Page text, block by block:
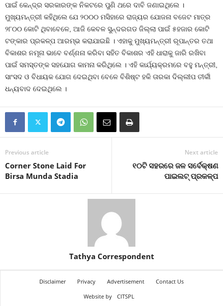
ପାଇଁ କେନ୍ଦ୍ର ସରକାରଙ୍କ ନିକଟରେ ପୁଣି ଥରେ ଦାବି ଜଣାଇଥିଲେ ।
ମୁଖ୍ୟମନ୍ତ୍ରୀ କହିଥିଲେ ଯେ ୨୦୦୦ ମସିହାରେ ରାଜ୍ୟର ଯୋଜନା ବଜେଟ ମାତ୍ର
୨୮୦୦ କୋଟି ଥିବାବେଳେ, ଆଜି କେବଳ ସୁନ୍ଦରଗଡ ଜିଲ୍ଲା ପାଇଁ ୫ହଜାର କୋଟି
ଟଙ୍କାର ପ୍ରକଳ୍ପ ଆରମ୍ଭ କରାଯାଇଛି । ଏହାକୁ ମୁଖ୍ୟମନ୍ତ୍ରୀ ରୂପାନ୍ତର ତଥା
ବିକାଶର ନମୂନା ଭାବେ ବର୍ଣ୍ଣନା କରିବା ସହିତ ବିକାଶର ଏହି ଧାରାକୁ ଜାରି ରଖିବା
ପାଇଁ ସମସ୍ତଙ୍କ ସହଯୋଗ କାମନା କରିଥିଲେ । ଏହି କାର୍ଯ୍ୟକ୍ରମରେ ବହୁ ମନ୍ତ୍ରୀ,
ସାଂସଦ ଓ ବିଧାୟକ ଯୋଗ ଦେଇଥିବା ବେଳେ ବିଶିଷ୍ଟ ହକି ତାରକା ଦିଲ୍ଲୀପ ତୀର୍କୀ
ଧନ୍ୟବାଦ ଦେଇଥିଲେ ।
Previous article
Corner Stone Laid For
Birsa Munda Stadia
Next article
୧୦ଟି ସହରରେ ଜଳ ସର୍ବେକ୍ଷଣ
ପାଇଲଟ୍ ପ୍ରକଳ୍ପ
Tathya Correspondent
Disclaimer Privacy Advertisement
Contact Us
Website by
CITSPL